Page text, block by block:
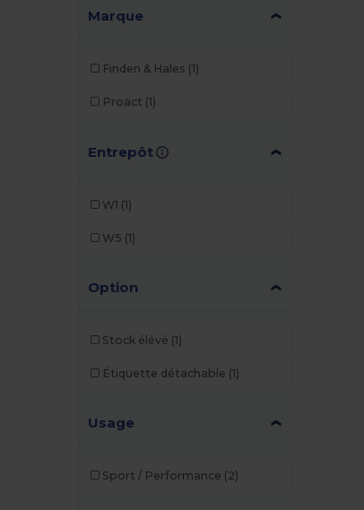
Marque
Finden & Hales (1)
Proact (1)
Entrepôt
W1 (1)
W5 (1)
Option
Stock élévé (1)
Étiquette détachable (1)
Usage
Sport / Performance (2)